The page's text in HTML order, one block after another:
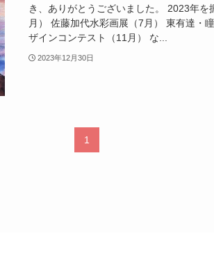
き、ありがとうございました。 2023年
月） 佐藤加代水彩画展（7月） 東有達・
ザインコンテスト（11月） な...
2023年12月30日
1